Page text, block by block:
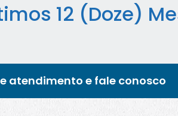
12 (Doze)
atendimento e fale conosco